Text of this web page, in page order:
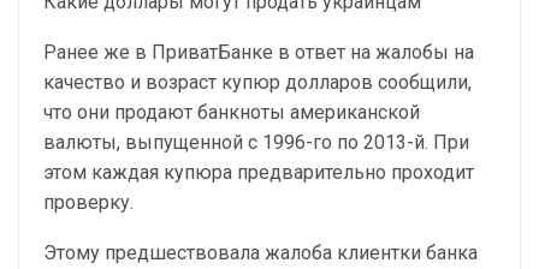
Ранее же в ПриватБанке в ответ на жалобы на
качество и возраст купюр долларов сообщили,
что они продают банкноты американской
валюты, выпущенной с 1996-го по 2013-й. При
этом каждая купюра предварительно проходит
проверку.
Этому предшествовала жалоба клиентки банка